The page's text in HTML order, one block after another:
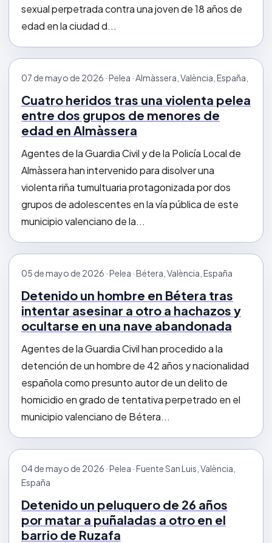
sexual perpetrada contra una joven de 18 años de
edad en la ciudad d...
07 de mayo de 2026 · Pelea · Almàssera, València, España,
Cuatro heridos tras una violenta pelea
entre dos grupos de menores de
edad en Almàssera
Agentes de la Guardia Civil y de la Policía Local de
Almàssera han intervenido para disolver una
violenta riña tumultuaria protagonizada por dos
grupos de adolescentes en la vía pública de este
municipio valenciano de la...
05 de mayo de 2026 · Pelea · Bétera, València, España
Detenido un hombre en Bétera tras
intentar asesinar a otro a hachazos y
ocultarse en una nave abandonada
Agentes de la Guardia Civil han procedido a la
detención de un hombre de 42 años y nacionalidad
española como presunto autor de un delito de
homicidio en grado de tentativa perpetrado en el
municipio valenciano de Bétera...
04 de mayo de 2026 · Pelea · Fuente San Luis, València,
España
Detenido un peluquero de 26 años
por matar a puñaladas a otro en el
barrio de Ruzafa